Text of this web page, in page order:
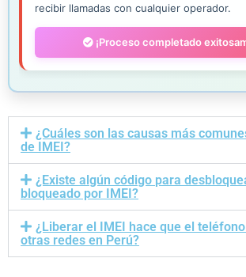
recibir llamadas con cualquier operador.
¡Proceso completado
¿Cuáles son las causas más
de IMEI?
¿Existe algún código para
bloqueado por IMEI?
¿Liberar el IMEI hace que el
otras redes en Perú?